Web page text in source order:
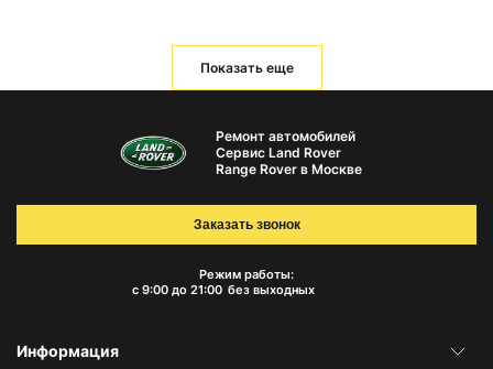
Показать еще
Ремонт автомобилей
Сервис Land Rover
Range Rover в Москве
Режим работы:
с 9:00 до 21:00 без выходных
Заказать звонок
Информация